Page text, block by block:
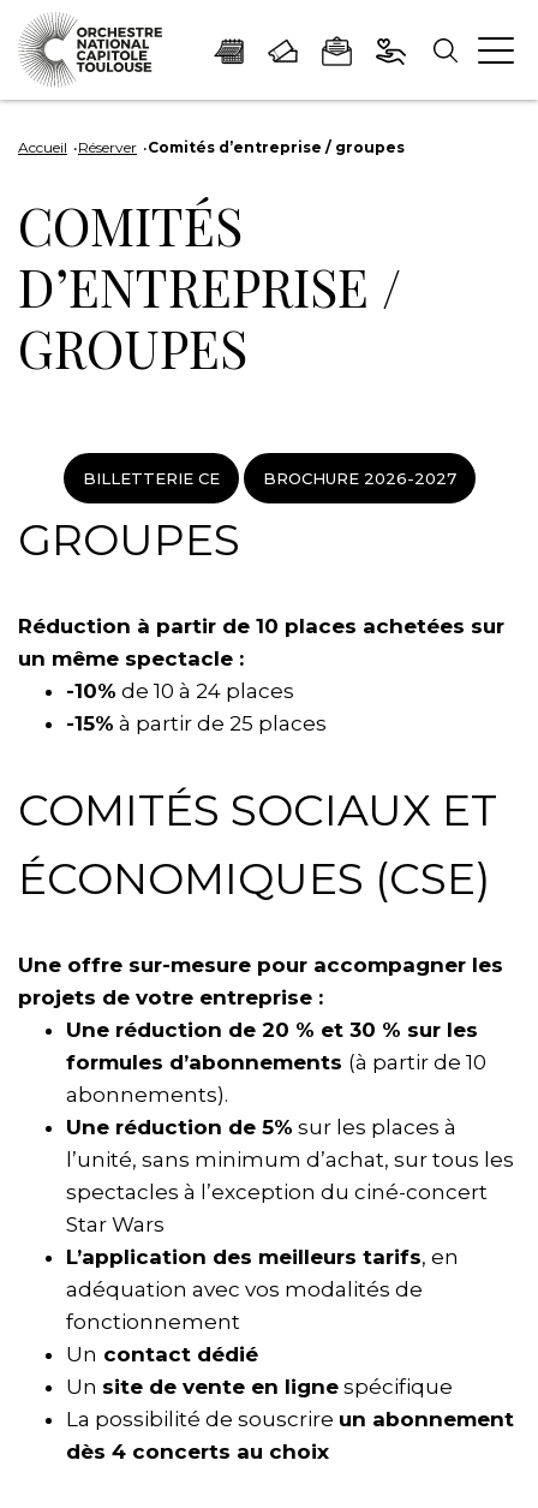
Panneau de gestion des cookies
au
principal
à
navigation
à
au
Accueil Réserver Comités d’entreprise / groupes
COMITÉS
D’ENTREPRISE /
GROUPES
BILLETTERIE CE BROCHURE 2026-2027
GROUPES
Réduction à partir de 10 places achetées sur
un même spectacle :
-10% de 10 à 24 places
-15% à partir de 25 places
COMITÉS SOCIAUX ET
ÉCONOMIQUES (CSE)
Une offre sur-mesure pour accompagner les
projets de votre entreprise :
Une réduction de 20 % et 30 % sur les
formules d’abonnements (à partir de 10
abonnements).
Une réduction de 5% sur les places à
l’unité, sans minimum d’achat, sur tous les
spectacles à l’exception du ciné-concert
Star Wars
L’application des meilleurs tarifs, en
adéquation avec vos modalités de
fonctionnement
Un contact dédié
Un site de vente en ligne spécifique
La possibilité de souscrire un abonnement
dès 4 concerts au choix